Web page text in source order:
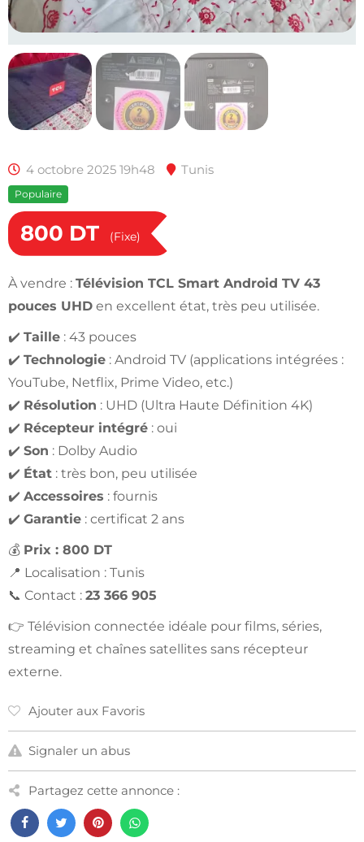
4 octobre 2025 19h48 Tunis
Populaire
800 DT (Fixe)
À vendre : Télévision TCL Smart Android TV 43
pouces UHD en excellent état, très peu utilisée.
✔️ Taille : 43 pouces
✔️ Technologie : Android TV (applications intégrées :
YouTube, Netflix, Prime Video, etc.)
✔️ Résolution : UHD (Ultra Haute Définition 4K)
✔️ Récepteur intégré : oui
✔️ Son : Dolby Audio
✔️ État : très bon, peu utilisée
✔️ Accessoires : fournis
✔️ Garantie : certificat 2 ans
💰 Prix : 800 DT
📍 Localisation : Tunis
📞 Contact : 23 366 905
👉 Télévision connectée idéale pour films, séries,
streaming et chaînes satellites sans récepteur
externe.
Ajouter aux Favoris
Signaler un abus
Partagez cette annonce :